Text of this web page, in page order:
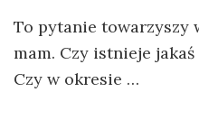
To pytanie towarzyszy
mam. Czy istnieje
Czy w okresie …